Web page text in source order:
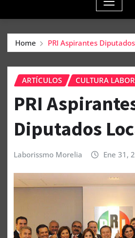
Home PRI Aspirantes
ARTÍCULOS CULTURA
PRI
Diputados
Laborissmo Morelia Ene 31,